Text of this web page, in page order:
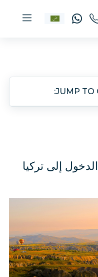
JUMP TO
إلى تركيا